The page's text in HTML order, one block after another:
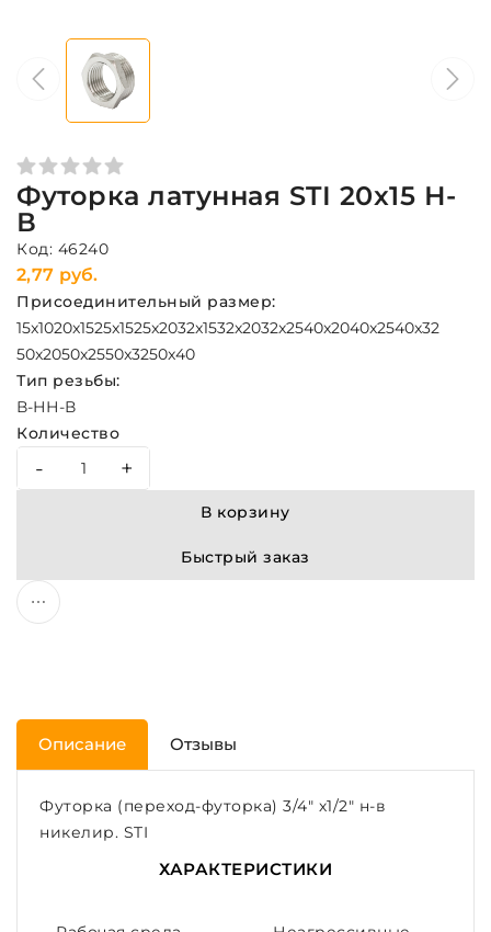
Футорка латунная STI 20x15 Н-
В
Код: 46240
2,77 руб.
Присоединительный размер:
15x1020x1525x1525x2032x1532x2032x2540x2040x2540x32
50x2050x2550x3250x40
Тип резьбы:
В-НН-В
Количество
- +
В корзину
Быстрый заказ
Описание Отзывы
Футорка (переход-футорка) 3/4" х1/2" н-в
никелир. STI
ХАРАКТЕРИСТИКИ